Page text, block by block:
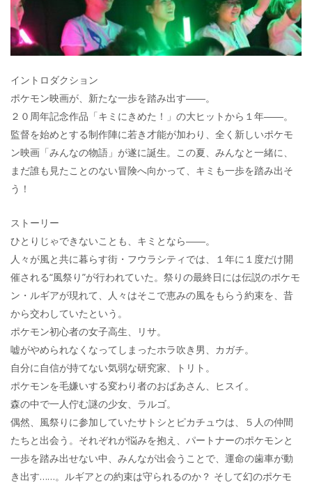
イントロダクション
ポケモン映画が、新たな一歩を踏み出す――。
２０周年記念作品「キミにきめた！」の大ヒットから１年――。
監督を始めとする制作陣に若き才能が加わり、全く新しいポケモ
ン映画「みんなの物語」が遂に誕生。この夏、みんなと一緒に、
まだ誰も見たことのない冒険へ向かって、キミも一歩を踏み出そ
う！
ストーリー
ひとりじゃできないことも、キミとなら――。
人々が風と共に暮らす街・フウラシティでは、１年に１度だけ開
催される“風祭り”が行われていた。祭りの最終日には伝説のポケモ
ン・ルギアが現れて、人々はそこで恵みの風をもらう約束を、昔
から交わしていたという。
ポケモン初心者の女子高生、リサ。
嘘がやめられなくなってしまったホラ吹き男、カガチ。
自分に自信が持てない気弱な研究家、トリト。
ポケモンを毛嫌いする変わり者のおばあさん、ヒスイ。
森の中で一人佇む謎の少女、ラルゴ。
偶然、風祭りに参加していたサトシとピカチュウは、５人の仲間
たちと出会う。それぞれが悩みを抱え、パートナーのポケモンと
一歩を踏み出せない中、みんなが出会うことで、運命の歯車が動
き出す……。ルギアとの約束は守られるのか？ そして幻のポケモ